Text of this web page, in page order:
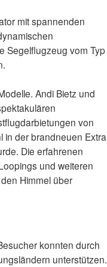
mit spannenden
Segelflugzeug vom Typ
Andi Bietz und
von
in der brandneuen Extra
Die erfahrenen
und weiteren
Himmel über
konnten durch
unterstützen.